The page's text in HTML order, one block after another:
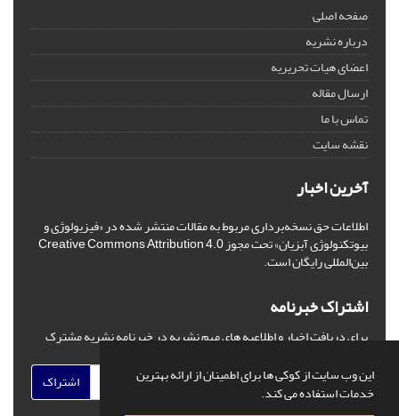
این وب سایت از کوکی ها برای اطمینان از ارائه بهترین
خدمات استفاده می کند.
صفحه اصلی
درباره نشریه
اعضای هیات تحریریه
ارسال مقاله
تماس با ما
نقشه سایت
آخرین اخبار
اطلاعات حق نسخه‌برداری مربوط به مقالات منتشر شده در «فیزیولوژی و
بیوتکنولوژی آبزیان» تحت مجوز Creative Commons Attribution 4.0
بین‌المللی رایگان است.
اشتراک خبرنامه
برای دریافت اخبار و اطلاعیه های مهم نشریه در خبرنامه نشریه مشترک
اشتراک